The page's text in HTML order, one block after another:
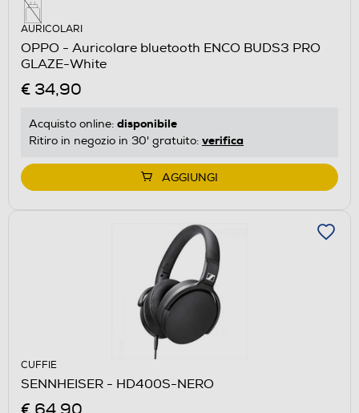
AURICOLARI
OPPO - Auricolare bluetooth ENCO BUDS3 PRO
GLAZE-White
€ 34,90
Acquisto online: disponibile
Ritiro in negozio in 30' gratuito: verifica
AGGIUNGI
CUFFIE
SENNHEISER - HD400S-NERO